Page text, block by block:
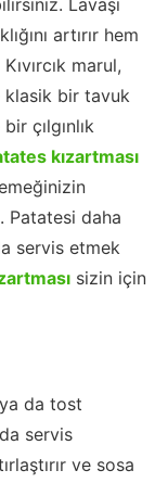
Lavaşı
artırır hem
marul,
klasik bir tavuk
çılgınlık
kızartması
Patatesi daha
servis etmek
sizin için
da tost
servis
ve sosa